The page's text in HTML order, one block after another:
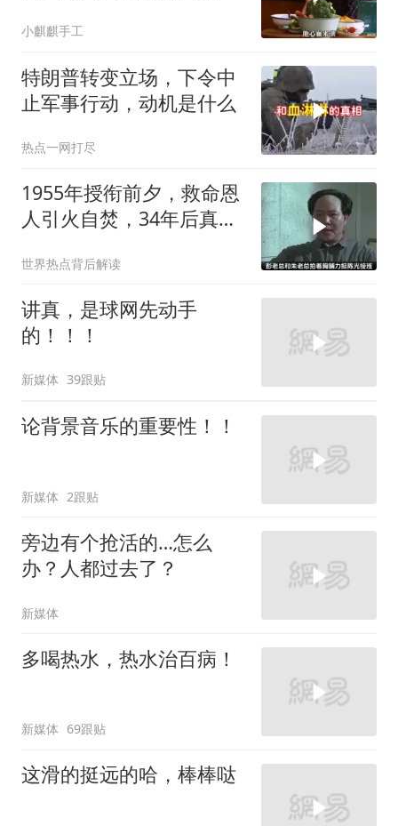
小麒麒手工
特朗普转变立场，下令中
止军事行动，动机是什么
热点一网打尽
1955年授衔前夕，救命恩
人引火自焚，34年后真相
世界热点背后解读
讲真，是球网先动手
的！！！
新媒体 39跟贴
论背景音乐的重要性！！
新媒体 2跟贴
旁边有个抢活的…怎么
办？人都过去了？
新媒体
多喝热水，热水治百病！
新媒体 69跟贴
这滑的挺远的哈，棒棒哒